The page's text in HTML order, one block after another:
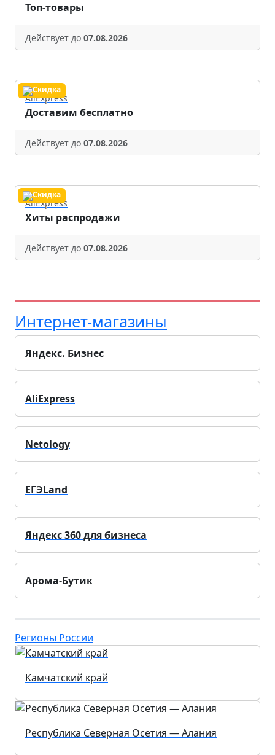
Топ-товары
Действует до 07.08.2026
AliExpress
Доставим бесплатно
Действует до 07.08.2026
AliExpress
Хиты распродажи
Действует до 07.08.2026
Интернет-магазины
Яндекс. Бизнес
AliExpress
Netology
ЕГЭLand
Яндекс 360 для бизнеса
Арома-Бутик
Регионы России
Камчатский край
Республика Северная Осетия — Алания